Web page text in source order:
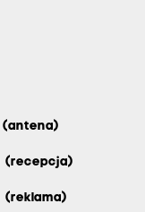
(antena)
(recepcja)
(reklama)